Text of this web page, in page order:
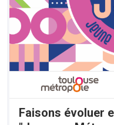
Faisons évoluer